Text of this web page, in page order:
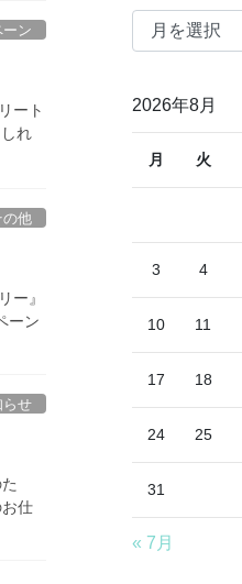
ーン
ート
れ
の他
ー』
ーン
らせ
仕
月
2026年8月
月 火
3 4
10 11
17 18
24 25
31
« 7月